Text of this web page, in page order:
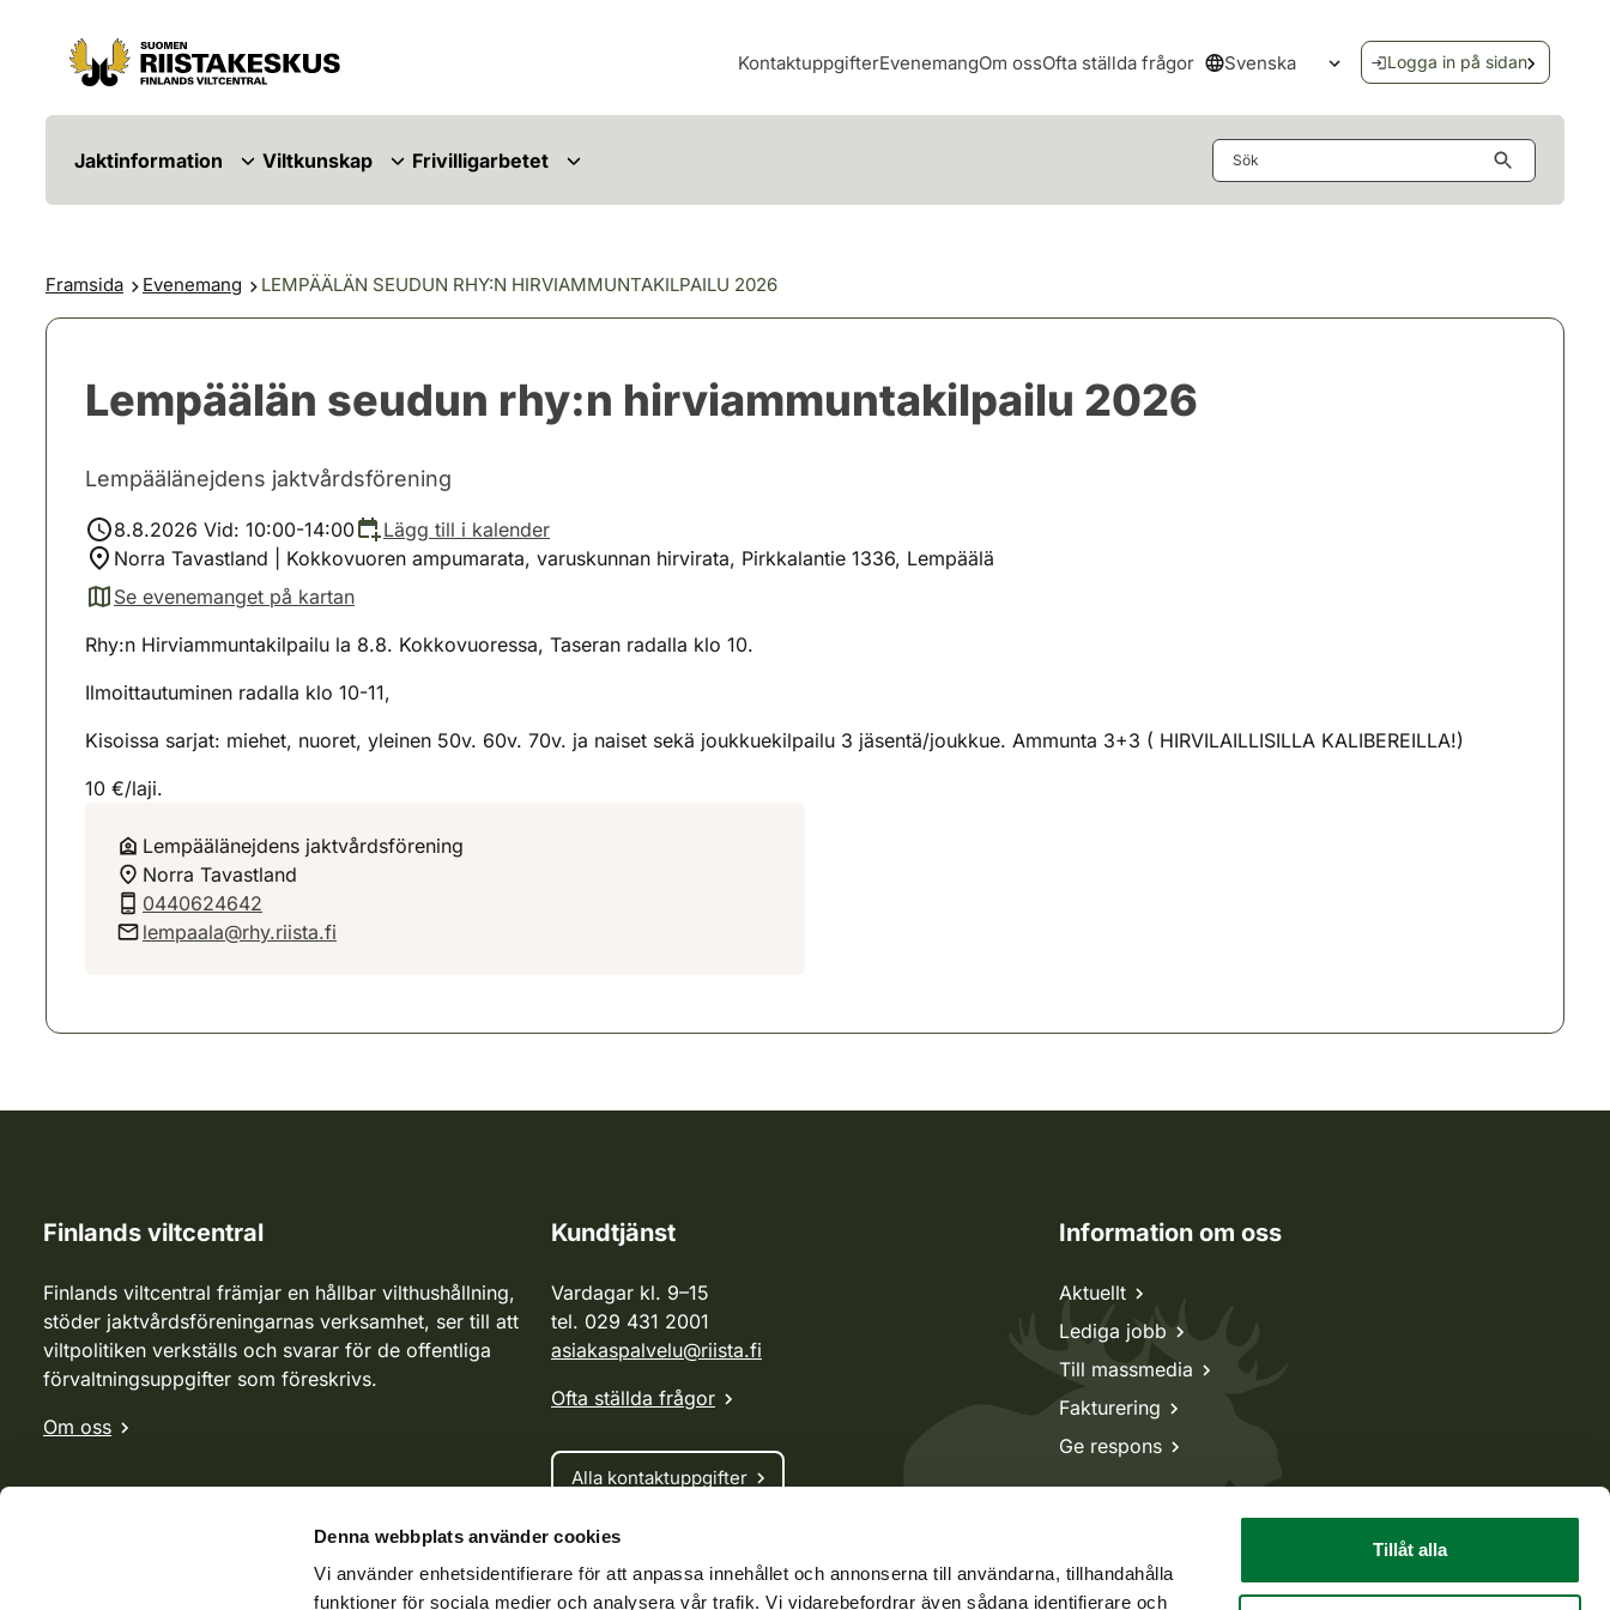
Denna webbplats använder cookies
Vi använder enhetsidentifierare för att anpassa innehållet och annonserna till användarna, tillhandahålla
funktioner för sociala medier och analysera vår trafik. Vi vidarebefordrar även sådana identifierare och
Tillåt alla
Hoppa till innehåll
Gå till webbplatskartan
KontaktuppgifterEvenemangOm ossOfta ställda frågor Svenska
Öppna språkmenyn
Logga in på sidan
Jaktinformation Viltkunskap Frivilligarbetet
Framsida Evenemang LEMPÄÄLÄN SEUDUN RHY:N HIRVIAMMUNTAKILPAILU 2026
Lempäälän seudun rhy:n hirviammuntakilpailu 2026
Lempäälänejdens jaktvårdsförening
8.8.2026 Vid: 10:00-14:00
Lägg till i kalender
Norra Tavastland | Kokkovuoren ampumarata, varuskunnan hirvirata, Pirkkalantie 1336, Lempäälä
Se evenemanget på kartan
(avautuu uuteen välilehteen)
Rhy:n Hirviammuntakilpailu la 8.8. Kokkovuoressa, Taseran radalla klo 10.
Ilmoittautuminen radalla klo 10-11,
Kisoissa sarjat: miehet, nuoret, yleinen 50v. 60v. 70v. ja naiset sekä joukkuekilpailu 3 jäsentä/joukkue. Ammunta 3+3 ( HIRVILAILLISILLA KALIBEREILLA!)
10 €/laji.
Lempäälänejdens jaktvårdsförening
Norra Tavastland
0440624642
lempaala@rhy.riista.fi
Finlands viltcentral
Finlands viltcentral främjar en hållbar vilthushållning,
stöder jaktvårdsföreningarnas verksamhet, ser till att
viltpolitiken verkställs och svarar för de offentliga
förvaltningsuppgifter som föreskrivs.
Om oss
Kundtjänst
Vardagar kl. 9–15
tel. 029 431 2001
asiakaspalvelu@riista.fi
Ofta ställda frågor
Alla kontaktuppgifter
Jaktkort
Oma riista -tjänsten
Information om oss
Aktuellt
Lediga jobb
Till massmedia
Fakturering
Ge respons